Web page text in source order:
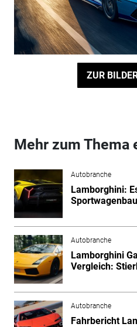
ZUR
Mehr zum Thema
Autobranche
Lamborghini:
Autobranche
Lamborghini
Vergleich:
Autobranche
Fahrbericht